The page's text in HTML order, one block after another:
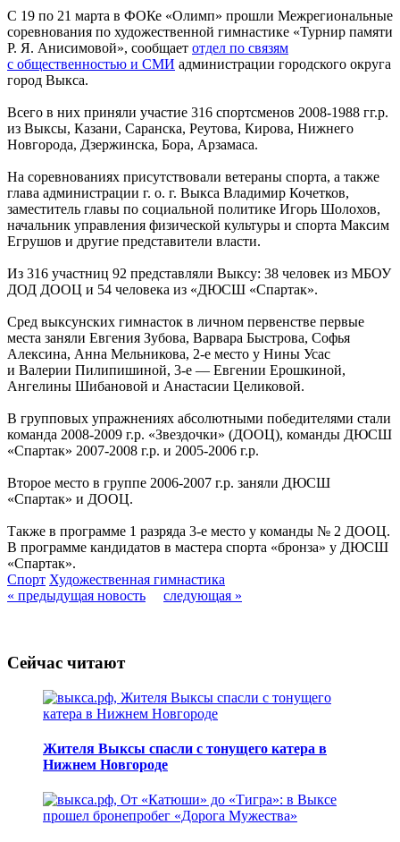
С 19 по 21 марта в ФОКе «Олимп» прошли Межрегиональные
соревнования по художественной гимнастике «Турнир памяти
Р. Я. Анисимовой», сообщает отдел по связям
с общественностью и СМИ администрации городского округа
город Выкса.
Всего в них приняли участие 316 спортсменов 2008-1988 гг.р.
из Выксы, Казани, Саранска, Реутова, Кирова, Нижнего
Новгорода, Дзержинска, Бора, Арзамаса.
На соревнованиях присутствовали ветераны спорта, а также
глава администрации г. о. г. Выкса Владимир Кочетков,
заместитель главы по социальной политике Игорь Шолохов,
начальник управления физической культуры и спорта Максим
Егрушов и другие представители власти.
Из 316 участниц 92 представляли Выксу: 38 человек из МБОУ
ДОД ДООЦ и 54 человека из «ДЮСШ «Спартак».
Сред выксунских гимнасток в личном первенстве первые
места заняли Евгения Зубова, Варвара Быстрова, Софья
Алексина, Анна Мельникова, 2-е место у Нины Усас
и Валерии Пилипишиной, 3-е — Евгении Ерошкиной,
Ангелины Шибановой и Анастасии Целиковой.
В групповых упражнениях абсолютными победителями стали
команда 2008-2009 г.р. «Звездочки» (ДООЦ), команды ДЮСШ
«Спартак» 2007-2008 г.р. и 2005-2006 г.р.
Второе место в группе 2006-2007 г.р. заняли ДЮСШ
«Спартак» и ДООЦ.
Также в программе 1 разряда 3-е место у команды № 2 ДООЦ.
В программе кандидатов в мастера спорта «бронза» у ДЮСШ
«Спартак».
Спорт Художественная гимнастика
« предыдущая новость
следующая »
Сейчас читают
Жителя Выксы спасли с тонущего катера в
Нижнем Новгороде